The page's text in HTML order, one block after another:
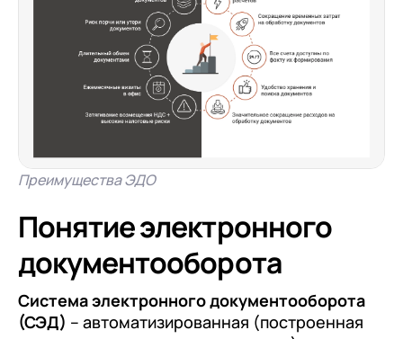
Преимущества ЭДО
Понятие электронного
документооборота
Система электронного документооборота
(СЭД) – автоматизированная (построенная